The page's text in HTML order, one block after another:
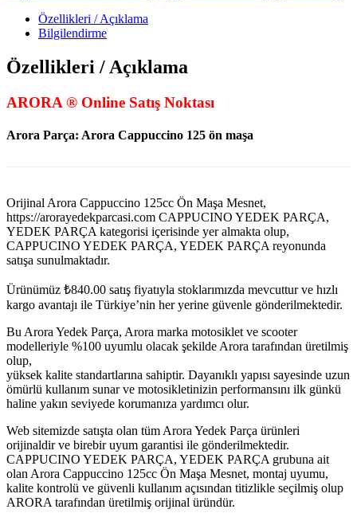
Özellikleri / Açıklama
Bilgilendirme
Özellikleri / Açıklama
ARORA ® Online Satış Noktası
Arora Parça: Arora Cappuccino 125 ön maşa
Orijinal Arora Cappuccino 125cc Ön Maşa Mesnet,
https://arorayedekparcasi.com CAPPUCINO YEDEK PARÇA,
YEDEK PARÇA kategorisi içerisinde yer almakta olup,
CAPPUCINO YEDEK PARÇA, YEDEK PARÇA reyonunda
satışa sunulmaktadır.
Ürünümüz ₺840.00 satış fiyatıyla stoklarımızda mevcuttur ve hızlı
kargo avantajı ile Türkiye’nin her yerine güvenle gönderilmektedir.
Bu Arora Yedek Parça, Arora marka motosiklet ve scooter
modelleriyle %100 uyumlu olacak şekilde Arora tarafından üretilmiş
olup,
yüksek kalite standartlarına sahiptir. Dayanıklı yapısı sayesinde uzun
ömürlü kullanım sunar ve motosikletinizin performansını ilk günkü
haline yakın seviyede korumanıza yardımcı olur.
Web sitemizde satışta olan tüm Arora Yedek Parça ürünleri
orijinaldir ve birebir uyum garantisi ile gönderilmektedir.
CAPPUCINO YEDEK PARÇA, YEDEK PARÇA grubuna ait
olan Arora Cappuccino 125cc Ön Maşa Mesnet, montaj uyumu,
kalite kontrolü ve güvenli kullanım açısından titizlikle seçilmiş olup
ARORA tarafından üretilmiş orijinal üründür.